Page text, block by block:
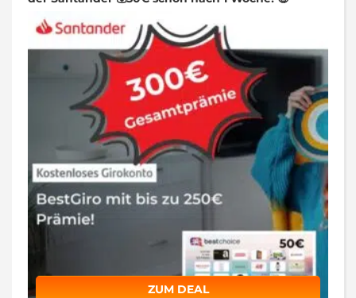
ZUM DEAL